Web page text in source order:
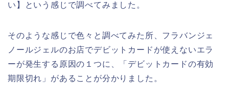
い】という感じで調べてみました。
そのような感じで色々と調べてみた所、フラバンジェ
ノールジェルのお店でデビットカードが使えないエラ
ーが発生する原因の１つに、「デビットカードの有効
期限切れ」があることが分かりました。